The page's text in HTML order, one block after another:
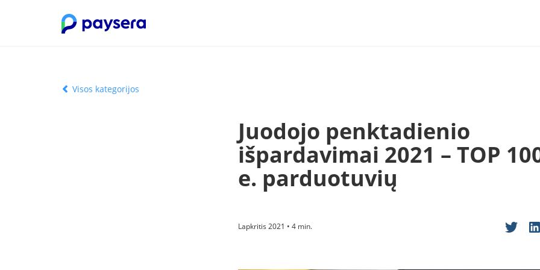
Visos kategorijos
Juodojo penktadienio
išpardavimai 2021 – TOP
e. parduotuvių
Lapkritis 2021 • 4 min.